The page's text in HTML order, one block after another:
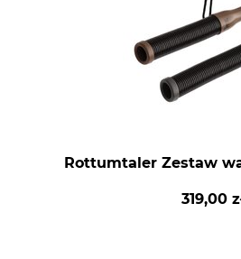
Rottumtaler Zestaw
319,00